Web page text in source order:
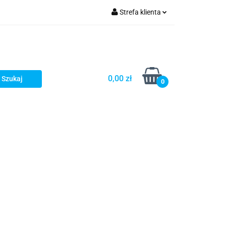
Strefa klienta
Dodaj zgłoszenie
0,00 zł 0